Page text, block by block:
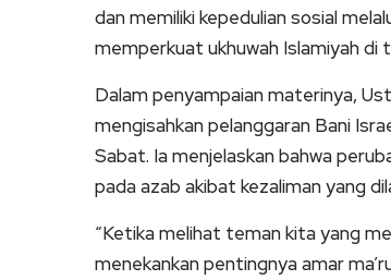
dan memiliki kepedulian sosial
memperkuat ukhuwah Islamiyah di
Dalam penyampaian materinya,
mengisahkan pelanggaran Bani
Sabat. Ia menjelaskan bahwa
pada azab akibat kezaliman yang
“Ketika melihat teman kita yang
menekankan pentingnya amar